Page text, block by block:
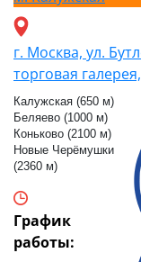
г. Москва, ул.
торговая
Калужская (650 м)
Беляево (1000 м)
Коньково (2100 м)
Новые Черёмушки
(2360 м)
График
работы: